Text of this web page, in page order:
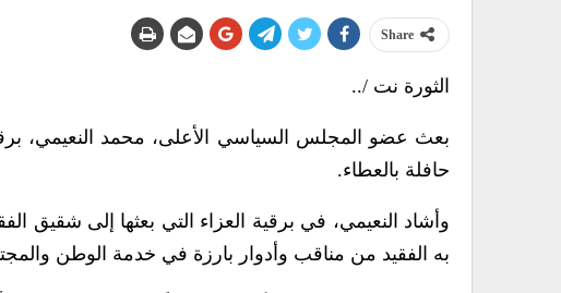
Share
الثورة نت /..
بعث عضو المجلس السياسي الأعلى، محمد النعيمي،
حافلة بالعطاء.
وأشاد النعيمي، في برقية العزاء التي بعثها إلى شقيق
به الفقيد من مناقب وأدوار بارزة في خدمة الوطن